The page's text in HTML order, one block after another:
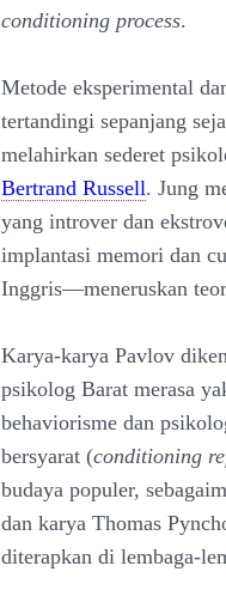
conditioning process.
Metode eksperimental
tertandingi sepanjang
melahirkan sederet
Bertrand Russell. Jung
yang introver dan
implantasi memori dan
Inggris—meneruskan
Karya-karya Pavlov
psikolog Barat merasa
behaviorisme dan
bersyarat (conditioning
budaya populer,
dan karya Thomas
diterapkan di lembaga-